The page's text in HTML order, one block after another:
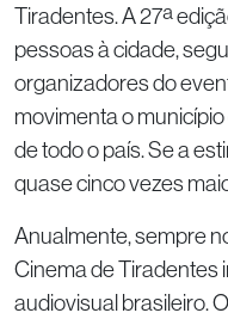
Tiradentes. A 27ª
pessoas à cidade,
organizadores do
movimenta o
de todo o país. Se a
quase cinco vezes
Anualmente, sempre
Cinema de Tiradentes
audiovisual brasileiro.